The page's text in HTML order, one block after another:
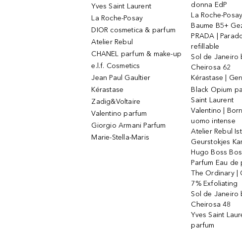
Yves Saint Laurent
La Roche-Posay
DIOR cosmetica & parfum
Atelier Rebul
CHANEL parfum & make-up
e.l.f. Cosmetics
Jean Paul Gaultier
Kérastase
Zadig&Voltaire
Valentino parfum
Giorgio Armani Parfum
Marie-Stella-Maris
donna EdP
La Roche-
Baume B5+
PRADA |
refillable
Sol de Janeiro
Cheirosa 62
Kérastase |
Black Opium
Saint Laurent
Valentino |
uomo intense
Atelier Rebul
Geurstokjes
Hugo Boss
Parfum Eau de
The Ordinary |
7% Exfoliating
Sol de Janeiro
Cheirosa 48
Yves Saint
parfum